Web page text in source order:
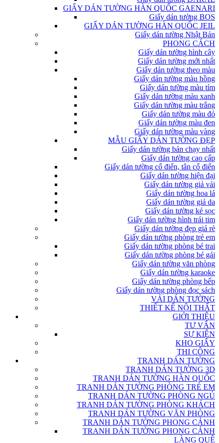
GIẤY DÁN TƯỜNG HÀN QUỐC GAENARI
Giấy dán tường BOS
GIẤY DÁN TƯỜNG HÀN QUỐC JEIL
Giấy dán tường Nhật Bản
PHONG CÁCH
Giấy dán tường hình cây
Giấy dán tường mới nhất
Giấy dán tường theo màu
Giấy dán tường màu hồng
Giấy dán tường màu tím
Giấy dán tường màu xanh
Giấy dán tường màu trắng
Giấy dán tường màu đỏ
Giấy dán tường màu đen
Giấy dán tường màu vàng
MẪU GIẤY DÁN TƯỜNG ĐẸP
Giấy dán tường bán chạy nhất
Giấy dán tường cao cấp
Giấy dán tường cổ điển, tân cổ điển
Giấy dán tường hiện đại
Giấy dán tường giả vải
Giấy dán tường hoa lá
Giấy dán tường giả da
Giấy dán tường kẻ sọc
Giấy dán tường hình trái tim
Giấy dán tường đẹp giá rẻ
Giấy dán tường phòng trẻ em
Giấy dán tường phòng bé trai
Giấy dán tường phòng bé gái
Giấy dán tường văn phòng
Giấy dán tường karaoke
Giấy dán tường phòng bếp
Giấy dán tường phòng đọc sách
VẢI DÁN TƯỜNG
THIẾT KẾ NỘI THẤT
GIỚI THIỆU
TƯ VẤN
SỰ KIỆN
KHO GIẤY
THI CÔNG
TRANH DÁN TƯỜNG
TRANH DÁN TƯỜNG 3D
TRANH DÁN TƯỜNG HÀN QUỐC
TRANH DÁN TƯỜNG PHÒNG TRẺ EM
TRANH DÁN TƯỜNG PHÒNG NGỦ
TRANH DÁN TƯỜNG PHÒNG KHÁCH
TRANH DÁN TƯỜNG VĂN PHÒNG
TRANH DÁN TƯỜNG PHONG CẢNH
TRANH DÁN TƯỜNG PHONG CẢNH
LÀNG QUÊ